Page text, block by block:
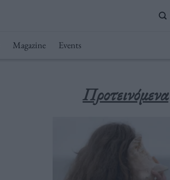
Magazine Events
Προτεινόμενα